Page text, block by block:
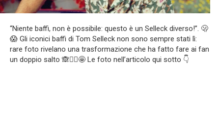
“Niente baffi, non è possibile: questo è un Selleck diverso!”. 🫢
😱 Gli iconici baffi di Tom Selleck non sono sempre stati lì:
rare foto rivelano una trasformazione che ha fatto fare ai fan
un doppio salto 🙈❤️‍🔥🤩 Le foto nell’articolo qui sotto 👇